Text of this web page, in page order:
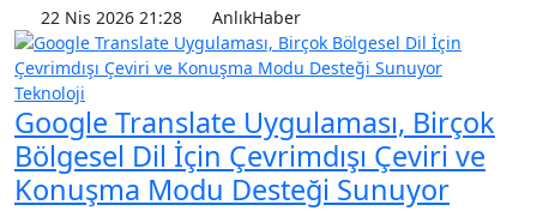
22 Nis 2026 21:28 AnlıkHaber
Teknoloji
Google Translate Uygulaması, Birçok
Bölgesel Dil İçin Çevrimdışı Çeviri ve
Konuşma Modu Desteği Sunuyor